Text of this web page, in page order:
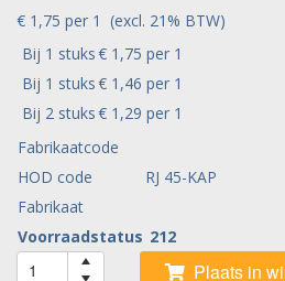
€ 1,75 per 1 (excl. 21% BTW)
Bij 1 stuks€ 1,75 per 1
Bij 1 stuks€ 1,46 per 1
Bij 2 stuks€ 1,29 per 1
Fabrikaatcode
HOD code
RJ 45-KAP
Fabrikaat
Voorraadstatus 212
Plaats in